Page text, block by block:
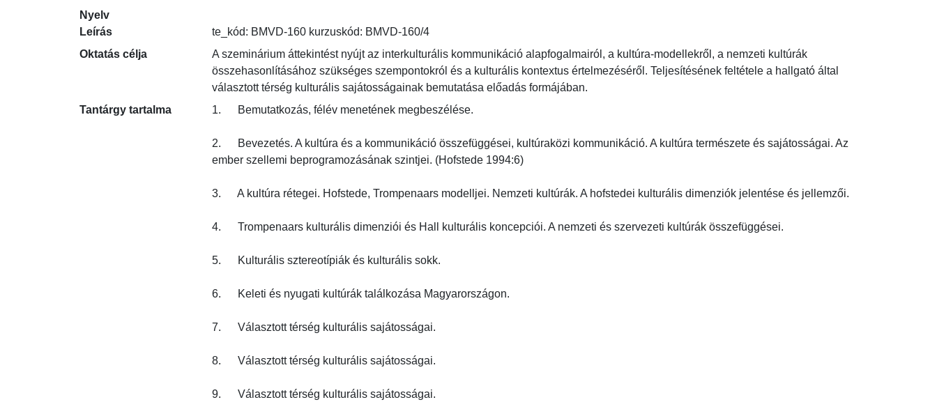
Nyelv
Leírás
te_kód: BMVD-160 kurzuskód: BMVD-160/4
Oktatás célja
A szeminárium áttekintést nyújt az interkulturális kommunikáció alapfogalmairól, a kultúra-modellekről, a nemzeti kultúrák
összehasonlításához szükséges szempontokról és a kulturális kontextus értelmezéséről. Teljesítésének feltétele a hallgató által
választott térség kulturális sajátosságainak bemutatása előadás formájában.
Tantárgy tartalma
1.      Bemutatkozás, félév menetének megbeszélése.
2.      Bevezetés. A kultúra és a kommunikáció összefüggései, kultúraközi kommunikáció. A kultúra természete és sajátosságai. Az
ember szellemi beprogramozásának szintjei. (Hofstede 1994:6)
3.      A kultúra rétegei. Hofstede, Trompenaars modelljei. Nemzeti kultúrák. A hofstedei kulturális dimenziók jelentése és jellemzői.
4.      Trompenaars kulturális dimenziói és Hall kulturális koncepciói. A nemzeti és szervezeti kultúrák összefüggései.
5.      Kulturális sztereotípiák és kulturális sokk.
6.      Keleti és nyugati kultúrák találkozása Magyarországon.
7.      Választott térség kulturális sajátosságai.
8.      Választott térség kulturális sajátosságai.
9.      Választott térség kulturális sajátosságai.